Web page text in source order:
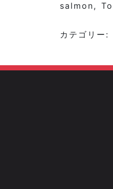
salmon,
カテゴリ